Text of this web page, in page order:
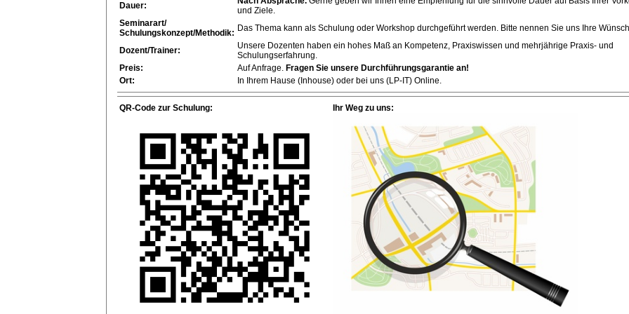
Dauer:
und Ziele.
Seminarart/
Schulungskonzept/Methodik: Das Thema kann als Schulung oder Workshop durchgeführt werden. Bitte nennen Sie uns Ihre
Dozent/Trainer:
Unsere Dozenten haben ein hohes Maß an Kompetenz, Praxiswissen und mehrjährige Praxis- und
Schulungserfahrung.
Preis:
Auf Anfrage. Fragen Sie unsere Durchführungsgarantie an!
Ort:
In Ihrem Hause (Inhouse) oder bei uns (LP-IT) Online.
QR-Code zur Schulung: Ihr Weg zu uns: